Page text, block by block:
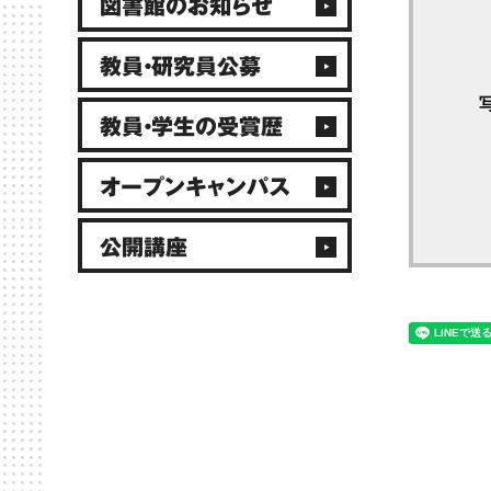
図書館のお知らせ
教員・研究員公募
教員・学生の受賞歴
オープンキャンパス
公開講座